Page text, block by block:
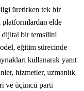
üretirken tek bir
platformlardan elde
dijital bir temsilini
eğitim sürecinde
kullanarak yanıt
hizmetler, uzmanlık
ve üçüncü parti